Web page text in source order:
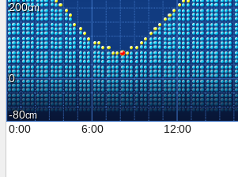
200
0
-80
0:00
6:00 12:00